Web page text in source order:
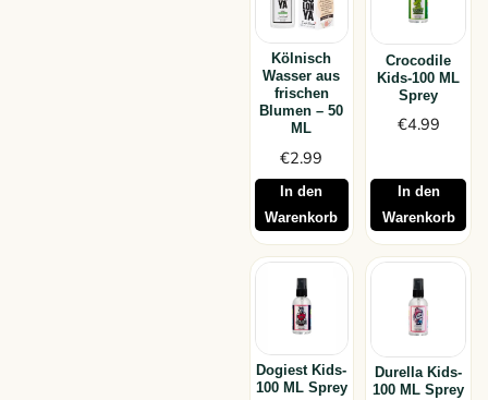
Kölnisch
Wasser aus
frischen
Blumen – 50
ML
€2.99
In den
Warenkorb
Crocodile
Kids-100 ML
Sprey
€4.99
In den
Warenkorb
Dogiest Kids-
100 ML Sprey
Durella Kids-
100 ML Sprey